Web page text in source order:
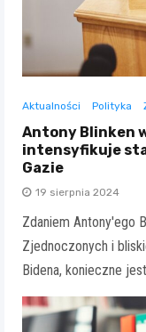
Aktualności Polityka
Antony Blinken
intensyfikuje
Gazie
19 sierpnia 2024
Zdaniem Antony'ego
Zjednoczonych i
Bidena, konieczne